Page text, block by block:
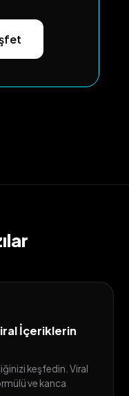
İçeriklerin
keşfedin. Viral
ve kanca